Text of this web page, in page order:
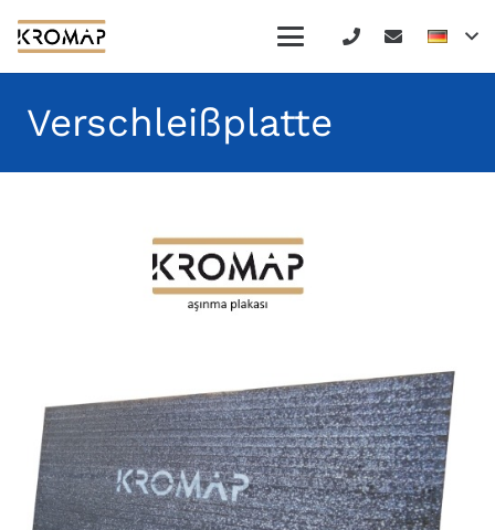
Verschleißplatte